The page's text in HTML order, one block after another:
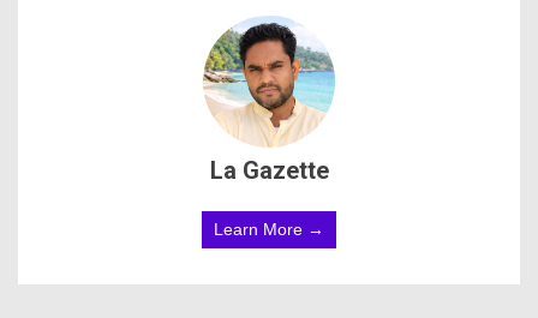
La Gazette
Learn More →